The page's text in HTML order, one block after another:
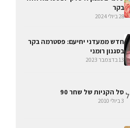
בקר
28 ביולי 2024
חדש ממעדני יחיעם: פסטרמה בקר
בסגנון רומני
13 בדצמבר 2023
סל הקניות של שחר 90
3 ביולי 2010